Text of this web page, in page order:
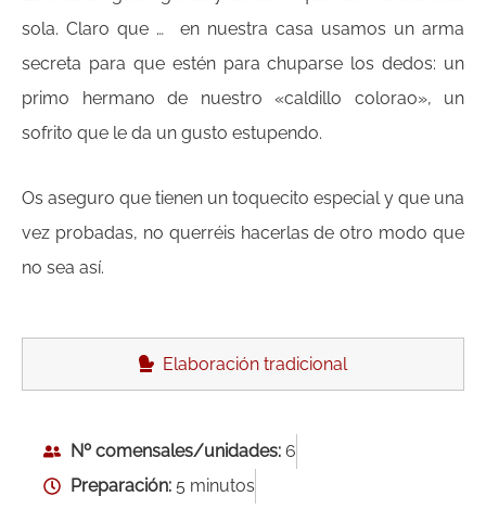
sola. Claro que … en nuestra casa usamos un arma
secreta para que estén para chuparse los dedos: un
primo hermano de nuestro «caldillo colorao», un
sofrito que le da un gusto estupendo.
Os aseguro que tienen un toquecito especial y que una
vez probadas, no querréis hacerlas de otro modo que
no sea así.
Elaboración tradicional
Nº comensales/unidades: 6
Preparación: 5 minutos